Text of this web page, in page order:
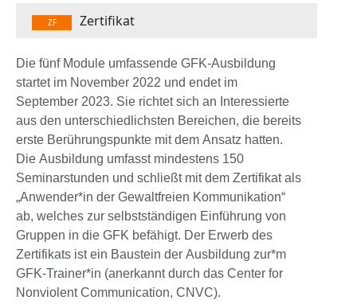
ZF Zertifikat
Die fünf Module umfassende GFK-Ausbildung
startet im November 2022 und endet im
September 2023. Sie richtet sich an Interessierte
aus den unterschiedlichsten Bereichen, die bereits
erste Berührungspunkte mit dem Ansatz hatten.
Die Ausbildung umfasst mindestens 150
Seminarstunden und schließt mit dem Zertifikat als
„Anwender*in der Gewaltfreien Kommunikation“
ab, welches zur selbstständigen Einführung von
Gruppen in die GFK befähigt. Der Erwerb des
Zertifikats ist ein Baustein der Ausbildung zur*m
GFK-Trainer*in (anerkannt durch das Center for
Nonviolent Communication, CNVC).